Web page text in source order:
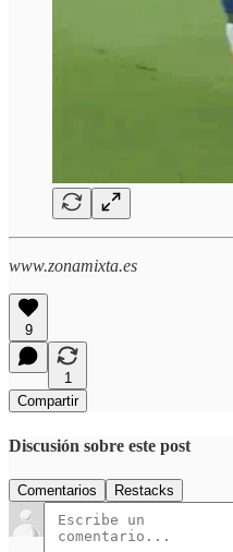
www.zonamixta.es
9
1
Compartir
Discusión sobre este post
Comentarios Restacks